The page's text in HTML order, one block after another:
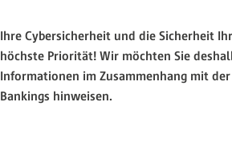
Ihre Cybersicherheit und die Sicherheit
höchste Priorität! Wir möchten Sie
Informationen im Zusammenhang mit
Bankings hinweisen.